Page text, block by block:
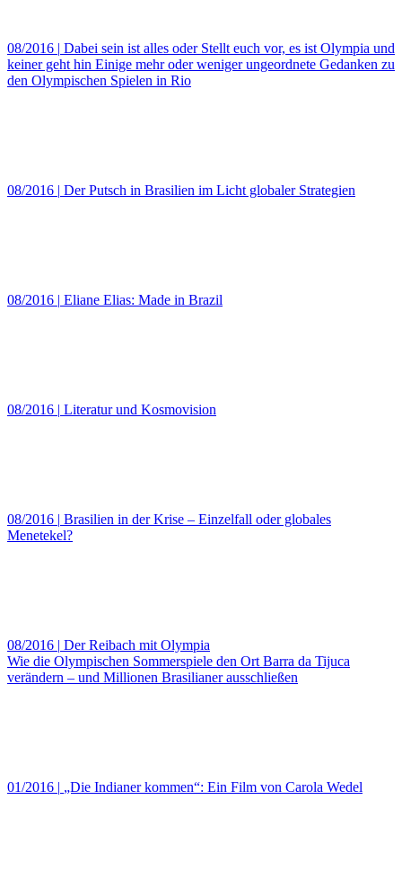
08/2016 | Dabei sein ist alles oder Stellt euch vor, es ist Olympia und
keiner geht hin Einige mehr oder weniger ungeordnete Gedanken zu
den Olympischen Spielen in Rio
08/2016 | Der Putsch in Brasilien im Licht globaler Strategien
08/2016 | Eliane Elias: Made in Brazil
08/2016 | Literatur und Kosmovision
08/2016 | Brasilien in der Krise – Einzelfall oder globales
Menetekel?
08/2016 | Der Reibach mit Olympia
Wie die Olympischen Sommerspiele den Ort Barra da Tijuca
verändern – und Millionen Brasilianer ausschließen
01/2016 | „Die Indianer kommen“: Ein Film von Carola Wedel